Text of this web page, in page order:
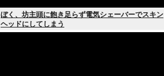
ぼく、坊主頭に飽き足らず電気シェーバーでスキン
ヘッドにしてしまう